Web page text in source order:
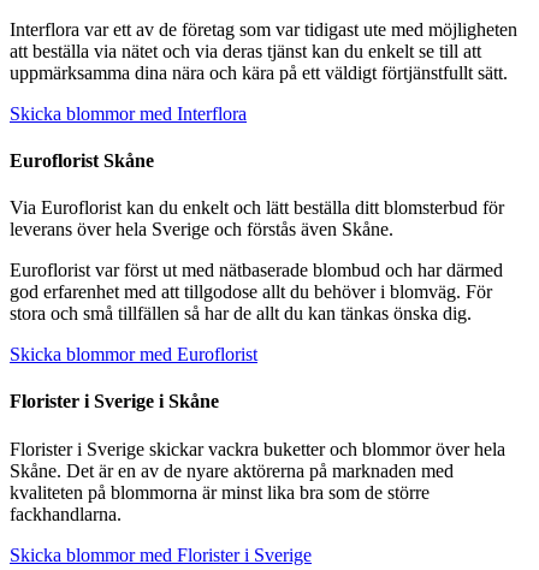
Interflora var ett av de företag som var tidigast ute med möjligheten
att beställa via nätet och via deras tjänst kan du enkelt se till att
uppmärksamma dina nära och kära på ett väldigt förtjänstfullt sätt.
Skicka blommor med Interflora
Euroflorist Skåne
Via Euroflorist kan du enkelt och lätt beställa ditt blomsterbud för
leverans över hela Sverige och förstås även Skåne.
Euroflorist var först ut med nätbaserade blombud och har därmed
god erfarenhet med att tillgodose allt du behöver i blomväg. För
stora och små tillfällen så har de allt du kan tänkas önska dig.
Skicka blommor med Euroflorist
Florister i Sverige i Skåne
Florister i Sverige skickar vackra buketter och blommor över hela
Skåne. Det är en av de nyare aktörerna på marknaden med
kvaliteten på blommorna är minst lika bra som de större
fackhandlarna.
Skicka blommor med Florister i Sverige